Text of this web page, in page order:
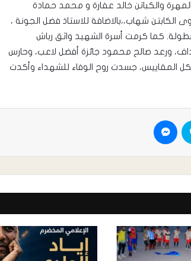
والكباتن خالد عفارة و محمد حمادة
شهاب،،بالاضافة للاستاذ فضل الجونة ،
كما كرمت أسرة الشهيد واثق رباش
ورعد صالح محمود جائزة أفضل لاعب، وحارس
المقاييس، جسدت روح الوفاء للشهداء وأكدت